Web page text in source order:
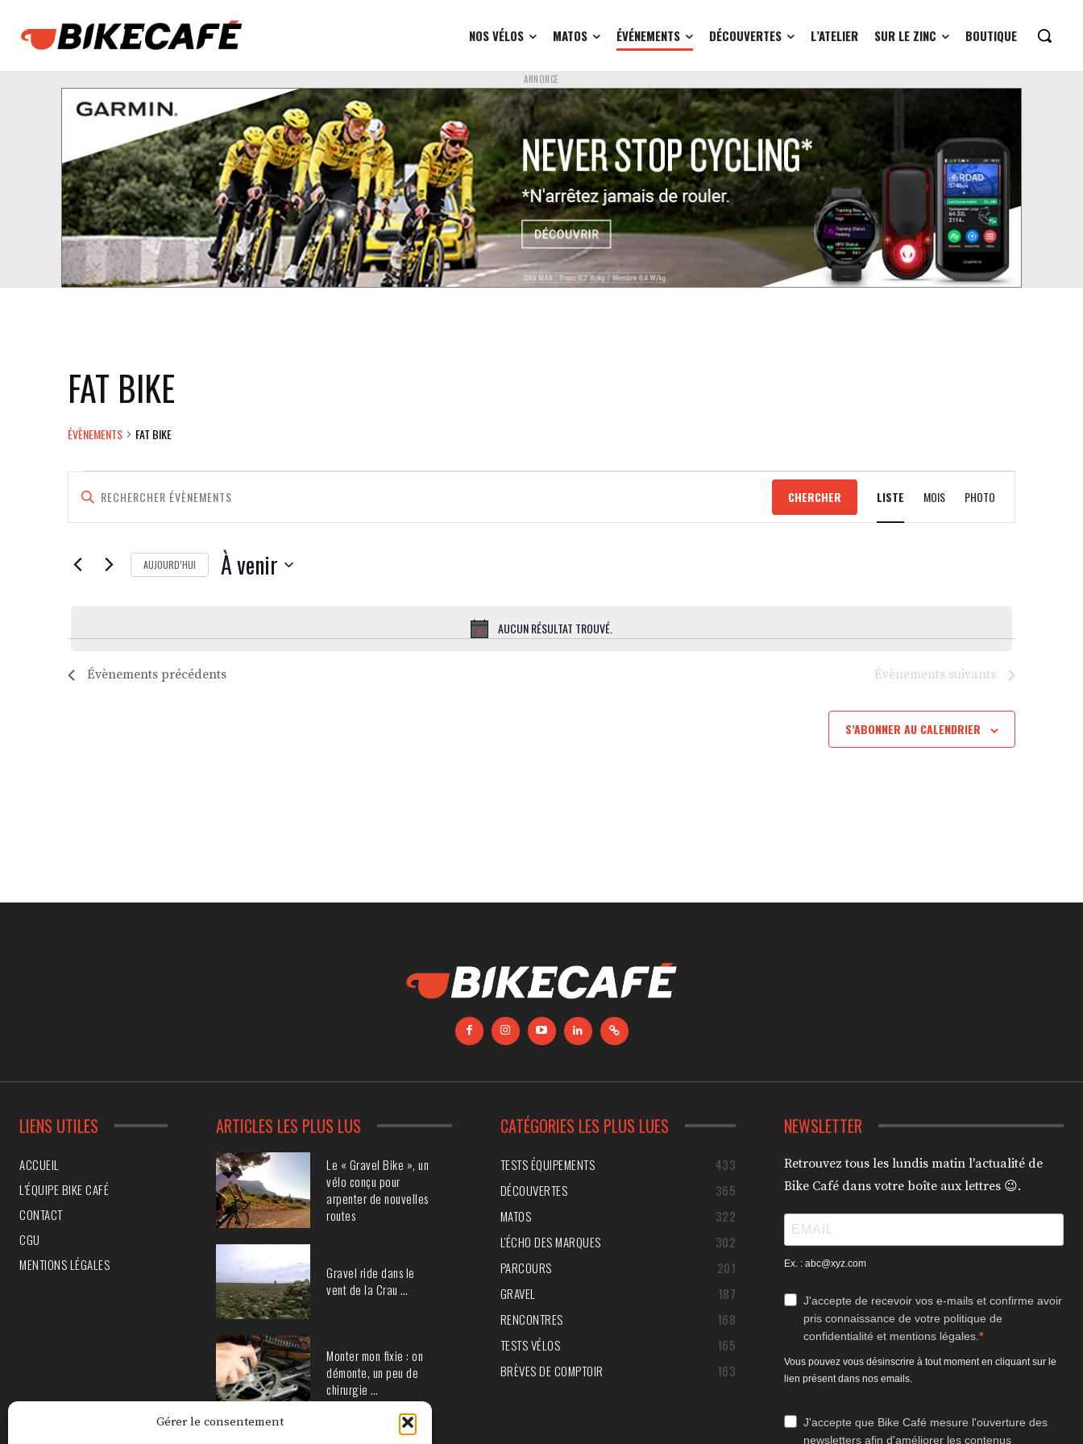
Gérer le consentement
NOS VÉLOS MATOS ÉVÉNEMENTS DÉCOUVERTES L’ATELIER SUR LE ZINC BOUTIQUE
ANNONCE
FAT BIKE
ÉVÈNEMENTS FAT BIKE
ÉVÈNEMENTS
NOTICE
AUCUN RÉSULTAT TROUVÉ.
RECHERCHE
ET
NAVIGATION
DE
ÉVÈNEMENTS
SAISIR
MOT-
CLÉ.
ÉVÈNEMENTS
PAR
CHERCHER
DE
LISTE MOIS PHOTO
AUJOURD’HUI À venir
Évènements précédents Évènements suivants
S’ABONNER AU CALENDRIER
LIENS UTILES
ACCUEIL
L’ÉQUIPE BIKE CAFÉ
CONTACT
CGU
MENTIONS LÉGALES
ARTICLES LES PLUS LUS
Le « Gravel Bike », un
vélo conçu pour
arpenter de nouvelles
routes
Gravel ride dans le
vent de la Crau …
Monter mon fixie : on
démonte, un peu de
chirurgie …
CATÉGORIES LES PLUS LUES
TESTS ÉQUIPEMENTS
433
DÉCOUVERTES
365
MATOS
322
L'ÉCHO DES MARQUES
302
PARCOURS
201
GRAVEL
187
RENCONTRES
168
TESTS VÉLOS
165
BRÈVES DE COMPTOIR
163
NEWSLETTER
Retrouvez tous les lundis matin l'actualité de
Bike Café dans votre boîte aux lettres 😉.
Ex. : abc@xyz.com
J'accepte de recevoir vos e-mails et confirme avoir
pris connaissance de votre politique de
confidentialité et mentions légales.
Vous pouvez vous désinscrire à tout moment en cliquant sur le
lien présent dans nos emails.
J'accepte que Bike Café mesure l'ouverture des
newsletters afin d'améliorer les contenus